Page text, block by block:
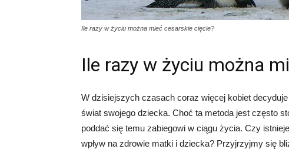
Ile razy w życiu można mieć cesarskie cięcie?
Ile razy w życiu można
W dzisiejszych czasach coraz więcej kobiet
świat swojego dziecka. Choć ta metoda jest często
poddać się temu zabiegowi w ciągu życia. Czy
wpływ na zdrowie matki i dziecka? Przyjrzyjmy się